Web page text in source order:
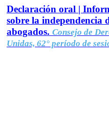
Declaración oral |
sobre la independencia
abogados. Consejo de
Unidas, 62° período de